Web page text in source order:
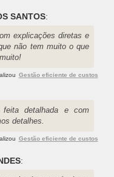
SANTOS:
explicações diretas e
não tem muito o que
Gestão eficiente de custos
detalhada e com
detalhes.
Gestão eficiente de custos
: